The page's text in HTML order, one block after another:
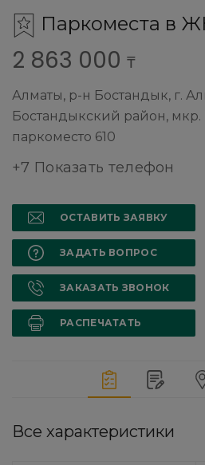
Паркоместа в
2 863 000 ₸
Алматы, р-н Бостандык, г.
Бостандыкский район, мкр.
паркоместо 610
+7 Показать телефон
ОСТАВИТЬ ЗАЯВКУ
ЗАДАТЬ ВОПРОС
ЗАКАЗАТЬ ЗВОНОК
РАСПЕЧАТАТЬ
Все характеристики